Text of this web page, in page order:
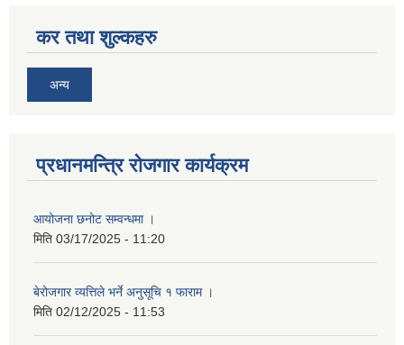
कर तथा शुल्कहरु
अन्य
प्रधानमन्त्रि रोजगार कार्यक्रम
आयोजना छनोट सम्वन्धमा ।
मिति 03/17/2025 - 11:20
बेरोजगार व्यत्तिले भर्ने अनुसूचि १ फाराम ।
मिति 02/12/2025 - 11:53